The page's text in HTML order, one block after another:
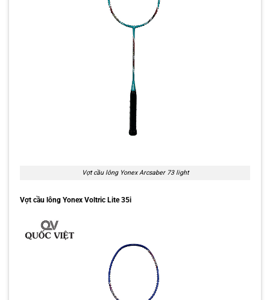
Vợt cầu lông Yonex Arcsaber 73 light
Vợt cầu lông Yonex Voltric Lite 35i